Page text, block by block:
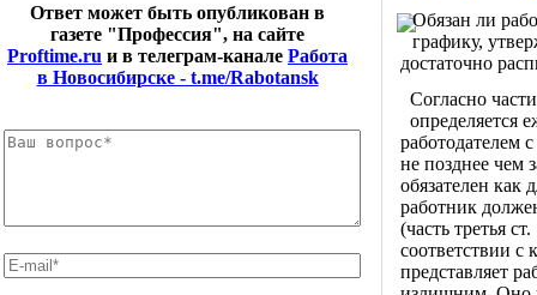
Ответ может быть опубликован в
газете "Профессия", на сайте
Proftime.ru и в телеграм-канале Работа
в Новосибирске - t.me/Rabotansk
Обязан ли
графику,
достаточно
Согласно
определяется
работодателем
не позднее чем
обязателен как
работник
(часть третья
соответствии с
представляет